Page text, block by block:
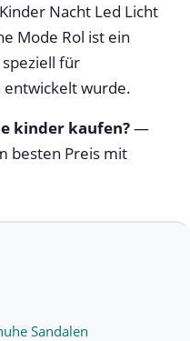
Nacht Led Licht
Mode Rol ist ein
für
entwickelt wurde.
kinder kaufen?—
besten Preis mit
Sandalen